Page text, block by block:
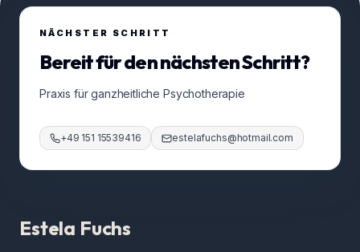
NÄCHSTER SCHRITT
Bereit für den nächsten Schritt?
Praxis für ganzheitliche Psychotherapie
+49 151 15539416 estelafuchs@hotmail.com
Estela Fuchs